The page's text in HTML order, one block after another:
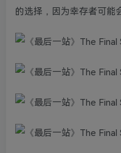
的选择，因为幸存者可能